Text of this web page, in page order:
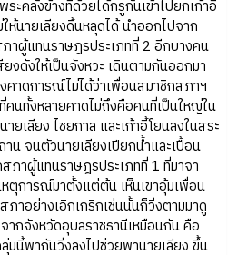
ะคลังข้างที่ด้วยได้กรูกันเข้าไปยกเก้าอี้
ห้นายเลียงดิ้นหลุดได้ นำออกไปจาก
าผู้แทนราษฎรประเภทที่ 2 อีกบางคน
ยงดังให้เป็นจังหวะ เดินตามกันออกมา
คาดการณ์ไม่ได้ว่าเพื่อนสมาชิกสภาฯ
คนทั้งหลายคาดไม่ถึงคือคนที่เป็นใหญ่ใน
ยเลียง ไชยกาล และเก้าอี้โยนลงในสระ
น จนตัวนายเลียงเปียกน้ำและเปื้อน
ภาผู้แทนราษฎรประเภทที่ 1 ที่มาจา
ตุการณ์มาตั้งแต่ต้น เห็นเขาอุ้มเพื่อน
าอย่างเอิกเกริกเช่นนั้นก็วิ่งตามมาดู
ากจังหวัดอุบลราชธานีเหมือนกัน คือ
นี้พากันวิ่งลงไปช่วยพานายเลียง ขึ้น